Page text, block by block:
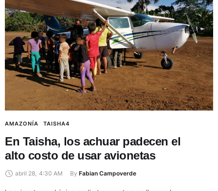
AMAZONÍA TAISHA4
En Taisha, los achuar padecen el
alto costo de usar avionetas
abril 28 4:30 AM By Fabian Campoverde